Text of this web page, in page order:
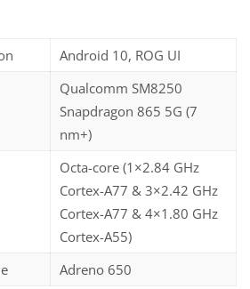
Android 10, ROG UI
Qualcomm SM8250
Snapdragon 865 5G (7
nm+)
Octa-core (1×2.84 GHz
Cortex-A77 & 3×2.42 GHz
Cortex-A77 & 4×1.80 GHz
Cortex-A55)
Adreno 650